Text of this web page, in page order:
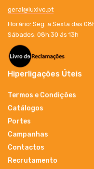
geral@luxivo.pt
Horário: Seg. a Sexta das
Sábados: 08h:30 ás 13h
Hiperligações Úteis
Termos e Condições
Catálogos
Portes
Campanhas
Contactos
Recrutamento